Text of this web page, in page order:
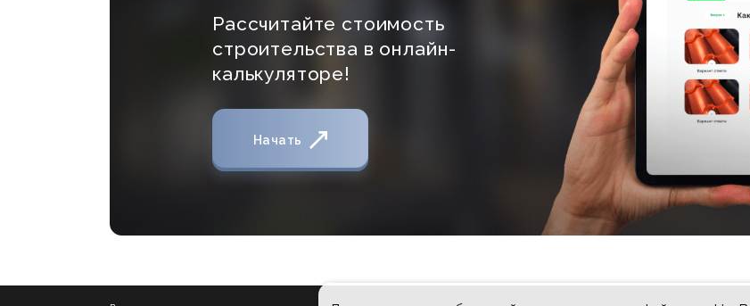
Рассчитайте стоимость
строительства в онлайн-
калькуляторе!
Начать